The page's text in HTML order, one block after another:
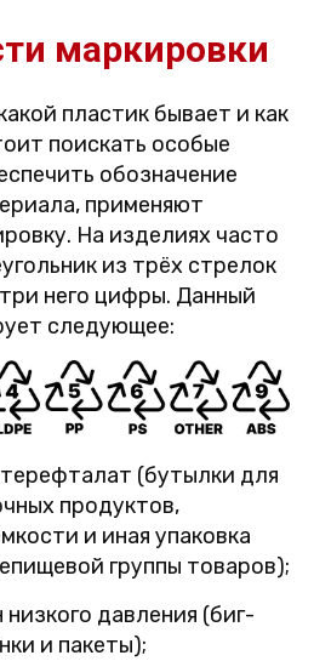
маркировки
пластик бывает и как
поискать особые
обозначение
применяют
На изделиях часто
из трёх стрелок
него цифры. Данный
следующее:
(бутылки для
продуктов,
и иная упаковка
группы товаров);
давления (биг-
и пакеты);